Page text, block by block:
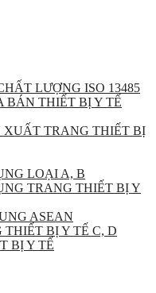
LƯỢNG ISO 13485
BÁN THIẾT BỊ Y TẾ
TRANG THIẾT BỊ
LOẠI A, B
TRANG THIẾT BỊ Y
ASEAN
BỊ Y TẾ C, D
BỊ Y TẾ